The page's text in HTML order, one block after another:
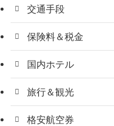
交通手段
保険料＆税金
国内ホテル
旅行＆観光
格安航空券